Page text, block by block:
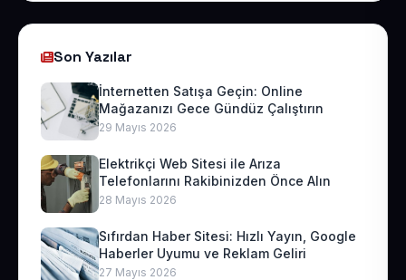
Son Yazılar
İnternetten Satışa Geçin: Online
Mağazanızı Gece Gündüz Çalıştırın
29 Mayıs 2026
Elektrikçi Web Sitesi ile Arıza
Telefonlarını Rakibinizden Önce Alın
28 Mayıs 2026
Sıfırdan Haber Sitesi: Hızlı Yayın, Google
Haberler Uyumu ve Reklam Geliri
27 Mayıs 2026